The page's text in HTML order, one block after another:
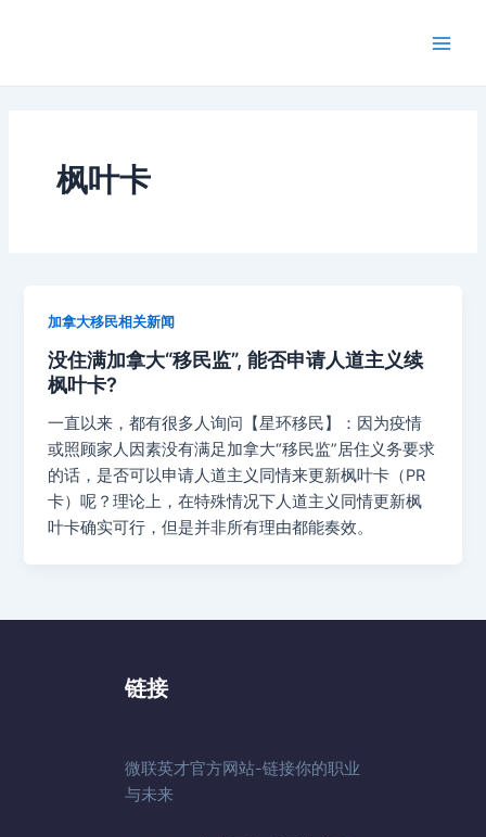
枫叶卡
加拿大移民相关新闻
没住满加拿大“移民监”, 能否申请人道主义续
枫叶卡?
一直以来，都有很多人询问【星环移民】：因为疫情
或照顾家人因素没有满足加拿大“移民监”居住义务要求
的话，是否可以申请人道主义同情来更新枫叶卡（PR
卡）呢？理论上，在特殊情况下人道主义同情更新枫
叶卡确实可行，但是并非所有理由都能奏效。
链接
微联英才官方网站-链接你的职业
与未来